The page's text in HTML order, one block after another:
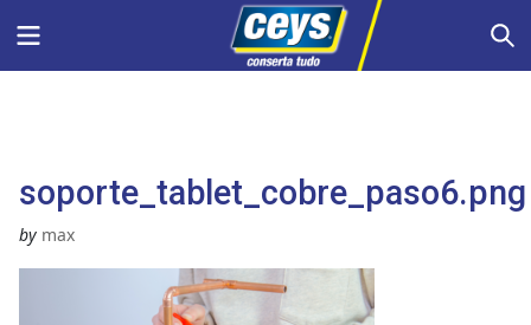
Menu
soporte_tablet_cobre_paso6.png
by max